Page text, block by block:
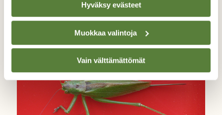
Hyväksy evästeet
Muokkaa valintoja
Vain välttämättömät